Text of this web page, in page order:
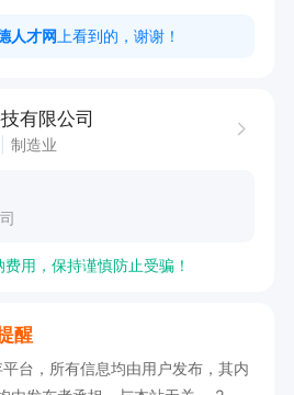
实更新，确保系统数据与汇总
2年以上同岗经验；
度异常处理；
清晰有全局性。
人才网 上看到的，谢谢！
有限公司
制造业
用，保持谨慎防止受骗！
醒
台，所有信息均由用户发布，其内